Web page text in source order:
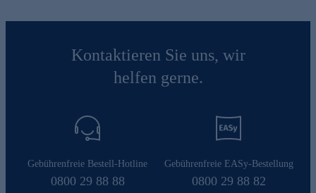
Kontaktieren Sie uns, wir
helfen gerne.
Gebührenfreie Bestell-Hotline
0800 29 88 88
Gebührenfreie EASy-Bestellung
0800 29 88 82